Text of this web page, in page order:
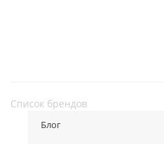
Список брендов
Блог